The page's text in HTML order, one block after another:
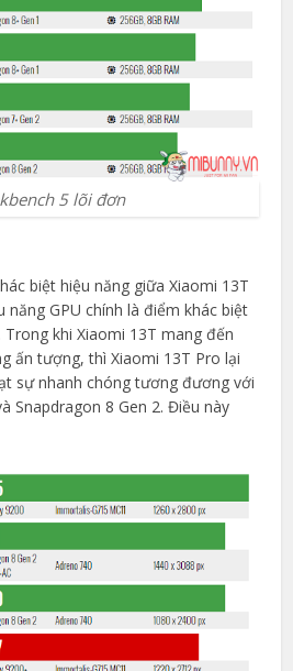
5 lõi đơn
biệt hiệu năng giữa Xiaomi 13T
năng GPU chính là điểm khác biệt
khi Xiaomi 13T mang đến
ấn tượng, thì Xiaomi 13T Pro lại
sự nhanh chóng tương đương với
Snapdragon 8 Gen 2. Điều này